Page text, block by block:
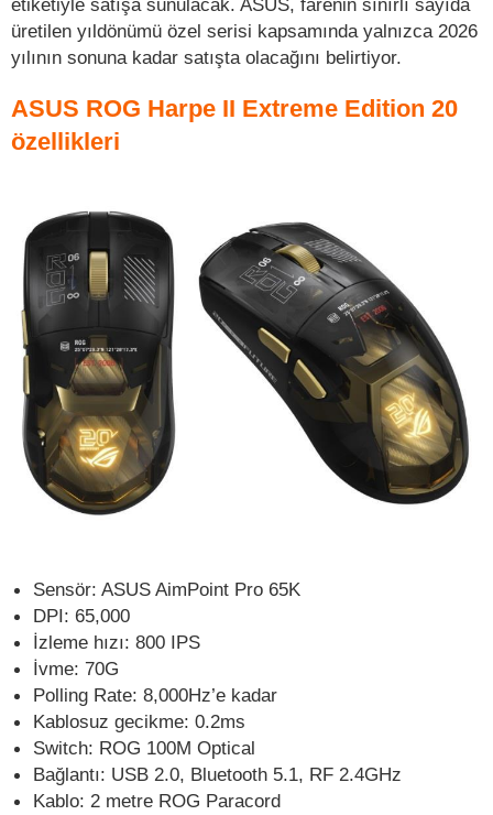
üretilen yıldönümü özel serisi kapsamında yalnızca 2026
yılının sonuna kadar satışta olacağını belirtiyor.
ASUS ROG Harpe II Extreme Edition 20
özellikleri
Sensör: ASUS AimPoint Pro 65K
DPI: 65,000
İzleme hızı: 800 IPS
İvme: 70G
Polling Rate: 8,000Hz’e kadar
Kablosuz gecikme: 0.2ms
Switch: ROG 100M Optical
Bağlantı: USB 2.0, Bluetooth 5.1, RF 2.4GHz
Kablo: 2 metre ROG Paracord